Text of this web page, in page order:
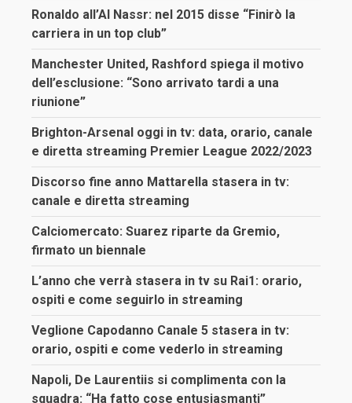
Ronaldo all’Al Nassr: nel 2015 disse “Finirò la
carriera in un top club”
Manchester United, Rashford spiega il motivo
dell’esclusione: “Sono arrivato tardi a una
riunione”
Brighton-Arsenal oggi in tv: data, orario, canale
e diretta streaming Premier League 2022/2023
Discorso fine anno Mattarella stasera in tv:
canale e diretta streaming
Calciomercato: Suarez riparte da Gremio,
firmato un biennale
L’anno che verrà stasera in tv su Rai1: orario,
ospiti e come seguirlo in streaming
Veglione Capodanno Canale 5 stasera in tv:
orario, ospiti e come vederlo in streaming
Napoli, De Laurentiis si complimenta con la
squadra: “Ha fatto cose entusiasmanti”